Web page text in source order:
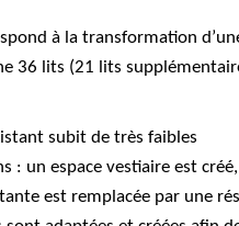
à la transformation
36 lits (21 lits
subit de très faibles
: un espace vestiaire est
est remplacée par une